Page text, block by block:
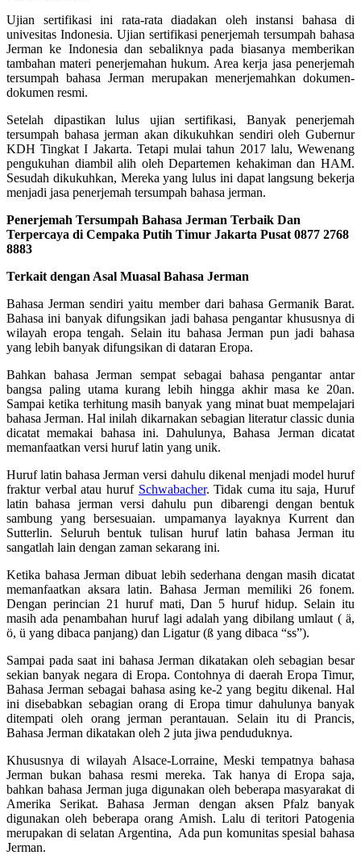
Ujian sertifikasi ini rata-rata diadakan oleh instansi bahasa di
univesitas Indonesia. Ujian sertifikasi penerjemah tersumpah bahasa
Jerman ke Indonesia dan sebaliknya pada biasanya memberikan
tambahan materi penerjemahan hukum. Area kerja jasa penerjemah
tersumpah bahasa Jerman merupakan menerjemahkan dokumen-
dokumen resmi.
Setelah dipastikan lulus ujian sertifikasi, Banyak penerjemah
tersumpah bahasa jerman akan dikukuhkan sendiri oleh Gubernur
KDH Tingkat I Jakarta. Tetapi mulai tahun 2017 lalu, Wewenang
pengukuhan diambil alih oleh Departemen kehakiman dan HAM.
Sesudah dikukuhkan, Mereka yang lulus ini dapat langsung bekerja
menjadi jasa penerjemah tersumpah bahasa jerman.
Penerjemah Tersumpah Bahasa Jerman Terbaik Dan
Terpercaya di Cempaka Putih Timur Jakarta Pusat 0877 2768
8883
Terkait dengan Asal Muasal Bahasa Jerman
Bahasa Jerman sendiri yaitu member dari bahasa Germanik Barat.
Bahasa ini banyak difungsikan jadi bahasa pengantar khususnya di
wilayah eropa tengah. Selain itu bahasa Jerman pun jadi bahasa
yang lebih banyak difungsikan di dataran Eropa.
Bahkan bahasa Jerman sempat sebagai bahasa pengantar antar
bangsa paling utama kurang lebih hingga akhir masa ke 20an.
Sampai ketika terhitung masih banyak yang minat buat mempelajari
bahasa Jerman. Hal inilah dikarnakan sebagian literatur classic dunia
dicatat memakai bahasa ini. Dahulunya, Bahasa Jerman dicatat
memanfaatkan versi huruf latin yang unik.
Huruf latin bahasa Jerman versi dahulu dikenal menjadi model huruf
fraktur verbal atau huruf Schwabacher. Tidak cuma itu saja, Huruf
latin bahasa jerman versi dahulu pun dibarengi dengan bentuk
sambung yang bersesuaian. umpamanya layaknya Kurrent dan
Sutterlin. Seluruh bentuk tulisan huruf latin bahasa Jerman itu
sangatlah lain dengan zaman sekarang ini.
Ketika bahasa Jerman dibuat lebih sederhana dengan masih dicatat
memanfaatkan aksara latin. Bahasa Jerman memiliki 26 fonem.
Dengan perincian 21 huruf mati, Dan 5 huruf hidup. Selain itu
masih ada penambahan huruf lagi adalah yang dibilang umlaut ( ä,
ö, ü yang dibaca panjang) dan Ligatur (ß yang dibaca “ss”).
Sampai pada saat ini bahasa Jerman dikatakan oleh sebagian besar
sekian banyak negara di Eropa. Contohnya di daerah Eropa Timur,
Bahasa Jerman sebagai bahasa asing ke-2 yang begitu dikenal. Hal
ini disebabkan sebagian orang di Eropa timur dahulunya banyak
ditempati oleh orang jerman perantauan. Selain itu di Prancis,
Bahasa Jerman dikatakan oleh 2 juta jiwa penduduknya.
Khususnya di wilayah Alsace-Lorraine, Meski tempatnya bahasa
Jerman bukan bahasa resmi mereka. Tak hanya di Eropa saja,
bahkan bahasa Jerman juga digunakan oleh beberapa masyarakat di
Amerika Serikat. Bahasa Jerman dengan aksen Pfalz banyak
digunakan oleh beberapa orang Amish. Lalu di teritori Patogenia
merupakan di selatan Argentina, Ada pun komunitas spesial bahasa
Jerman.